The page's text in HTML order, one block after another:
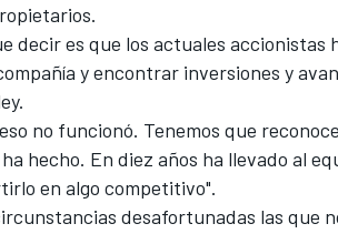
decir es que los actuales accionistas
y encontrar inversiones y
no funcionó. Tenemos que
hecho. En diez años ha llevado al
en algo competitivo".
desafortunadas las que